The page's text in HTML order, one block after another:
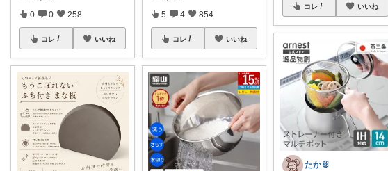
0 0 258
コレ いいね
5 4 854
コレ いいね
コレ いいね
たか🐰